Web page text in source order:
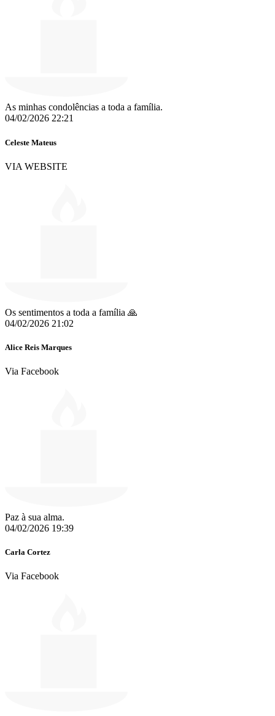
As minhas condolências a toda a família.
04/02/2026 22:21
Celeste Mateus
VIA WEBSITE
Os sentimentos a toda a família 🙏
04/02/2026 21:02
Alice Reis Marques
Via Facebook
Paz à sua alma.
04/02/2026 19:39
Carla Cortez
Via Facebook